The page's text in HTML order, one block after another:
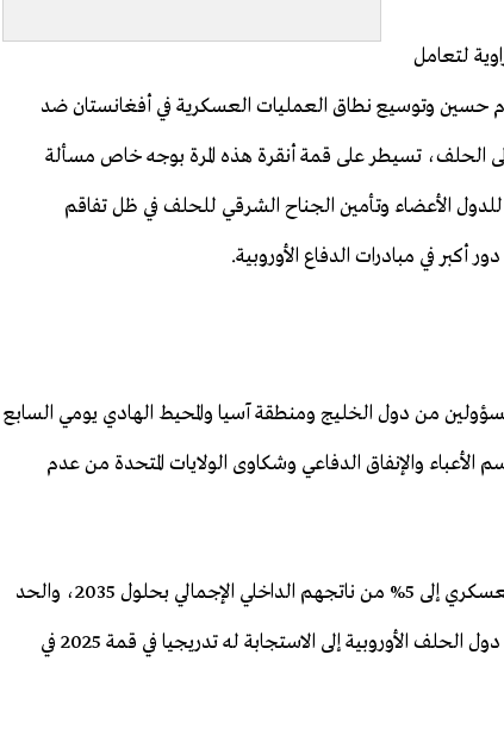
لتعامل
حسين وتوسيع نطاق العمليات العسكرية في أفغانستان ضد
الحلف، تسيطر على قمة أنقرة هذه المرة بوجه خاص مسألة
الأعضاء وتأمين الجناح الشرقي للحلف في ظل تفاقم
في مبادرات الدفاع الأوروبية.
إلى مسؤولين من دول الخليج ومنطقة آسيا والمحيط الهادي يومي السابع
والإنفاق الدفاعي وشكاوى الولايات المتحدة من عدم
وطالبت واشنطن بصورة متكررة الحلفاء بزيادة إنفاقهم العسكري إلى 5% من ناتجهم الداخلي الإجمالي بحلول 2035، والحد
من اعتمادهم على واشنطن لضمان أمنهم، وهو ما سعت دول الحلف الأوروبية إلى الاستجابة له تدريجيا في قمة 2025 في